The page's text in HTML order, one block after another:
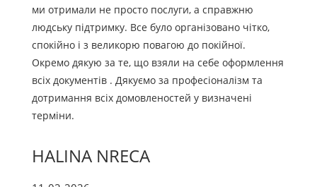
ми отримали не просто послуги, а справжню
людську підтримку. Все було організовано чітко,
спокійно і з великорю повагою до покійної.
Окремо дякую за те, що взяли на себе оформлення
всіх документів . Дякуємо за професіоналізм та
дотримання всіх домовленостей у визначені
терміни.
HALINA NRECA